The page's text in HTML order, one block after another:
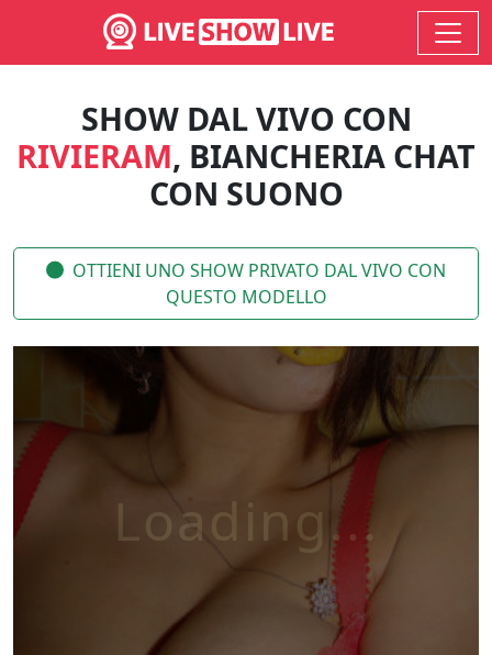
SHOW DAL VIVO CON
RIVIERAM, BIANCHERIA CHAT
CON SUONO
OTTIENI UNO SHOW PRIVATO DAL VIVO CON
QUESTO MODELLO